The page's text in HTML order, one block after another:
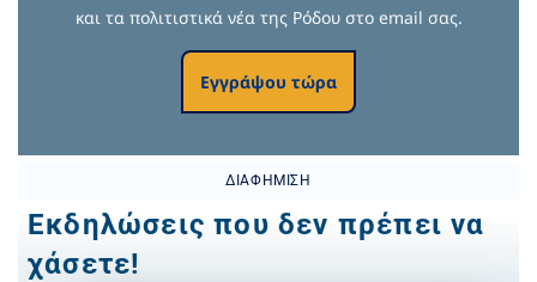
και τα πολιτιστικά νέα της Ρόδου στο email σας.
Εγγράψου τώρα
ΔΙΑΦΉΜΙΣΗ
Εκδηλώσεις που δεν πρέπει να
χάσετε!